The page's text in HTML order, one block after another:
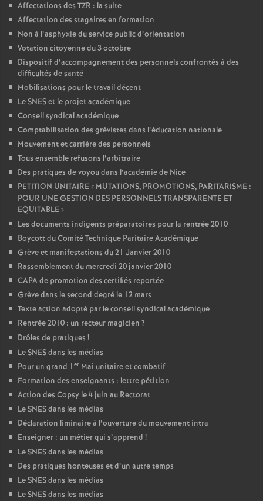
Affectations des TZR : la suite
Affectation des stagaires en formation
Non à l’asphyxie du service public d’orientation
Votation citoyenne du 3 octobre
Dispositif d’accompagnement des personnels confrontés à des
difficultés de santé
Mobilisations pour le travail décent
Le SNES et le projet académique
Conseil syndical académique
Comptabilisation des grévistes dans l’éducation nationale
Mouvement et carrière des personnels
Tous ensemble refusons l’arbitraire
Des pratiques de voyou dans l’académie de Nice
PETITION UNITAIRE « MUTATIONS, PROMOTIONS, PARITARISME :
POUR UNE GESTION DES PERSONNELS TRANSPARENTE ET
EQUITABLE »
Les documents indigents préparatoires pour la rentrée 2010
Boycott du Comité Technique Paritaire Académique
Grève et manifestations du 21 Janvier 2010
Rassemblement du mercredi 20 janvier 2010
CAPA de promotion des certifiés reportée
Grève dans le second degré le 12 mars
Texte action adopté par le conseil syndical académique
Rentrée 2010 : un recteur magicien ?
Drôles de pratiques !
Le SNES dans les médias
Pour un grand 1 er Mai unitaire et combatif
Formation des enseignants : lettre pétition
Action des Copsy le 4 juin au Rectorat
Le SNES dans les médias
Déclaration liminaire à l’ouverture du mouvement intra
Enseigner : un métier qui s’apprend !
Le SNES dans les médias
Des pratiques honteuses et d’un autre temps
Le SNES dans les médias
Le SNES dans les médias